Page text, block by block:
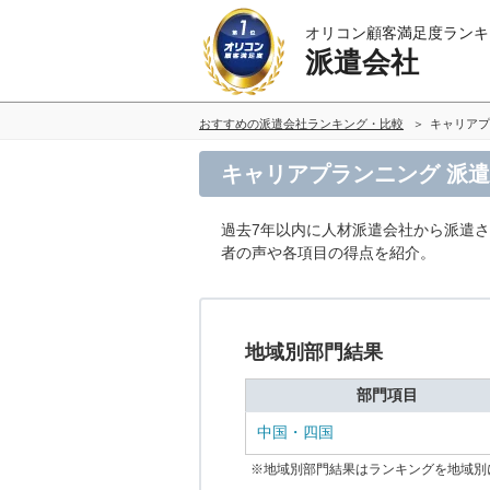
オリコン顧客満足度ラン
派遣会社
おすすめの派遣会社ランキング・比較 キャリア
キャリアプランニング 派
過去7年以内に人材派遣会社から派遣
者の声や各項目の得点を紹介。
地域別部門結果
部門項目
中国・四国
※地域別部門結果はランキングを地域